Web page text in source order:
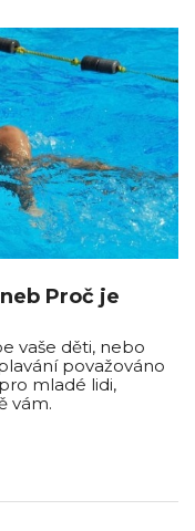
Proč je
vaše děti, nebo
považováno
mladé lidi,
vám.